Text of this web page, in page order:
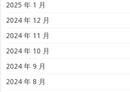
2025 年 1 月
2024 年 12 月
2024 年 11 月
2024 年 10 月
2024 年 9 月
2024 年 8 月